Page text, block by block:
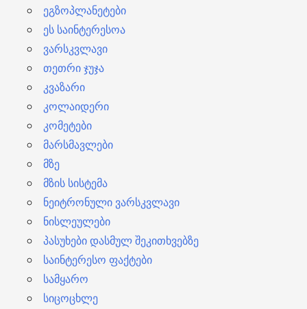
ეგზოპლანეტები
ეს საინტერესოა
ვარსკვლავი
თეთრი ჯუჯა
კვაზარი
კოლაიდერი
კომეტები
მარსმავლები
მზე
მზის სისტემა
ნეიტრონული ვარსკვლავი
ნისლეულები
პასუხები დასმულ შეკითხვებზე
საინტერესო ფაქტები
სამყარო
სიცოცხლე